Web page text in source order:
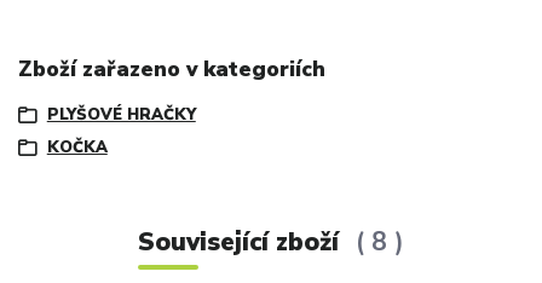
Zboží zařazeno v kategoriích
PLYŠOVÉ HRAČKY
KOČKA
Související zboží 8